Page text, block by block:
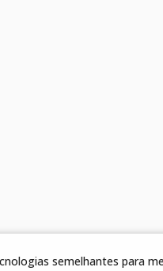
semelhantes para